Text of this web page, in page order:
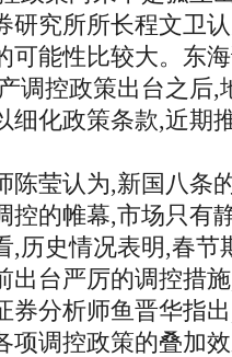
研究所所长程文卫
可能性比较大。东
调控政策出台之后,
细化政策条款,近期
莹认为,新国八条
控的帷幕,市场只有
史情况表明,春节
出台严厉的调控措
券分析师鱼晋华指
项调控政策的叠加